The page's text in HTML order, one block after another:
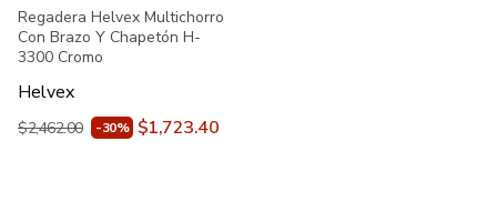
Regadera Helvex Multichorro
Con Brazo Y Chapetón H-
3300 Cromo
Helvex
$2,462.00 -30% $1,723.40